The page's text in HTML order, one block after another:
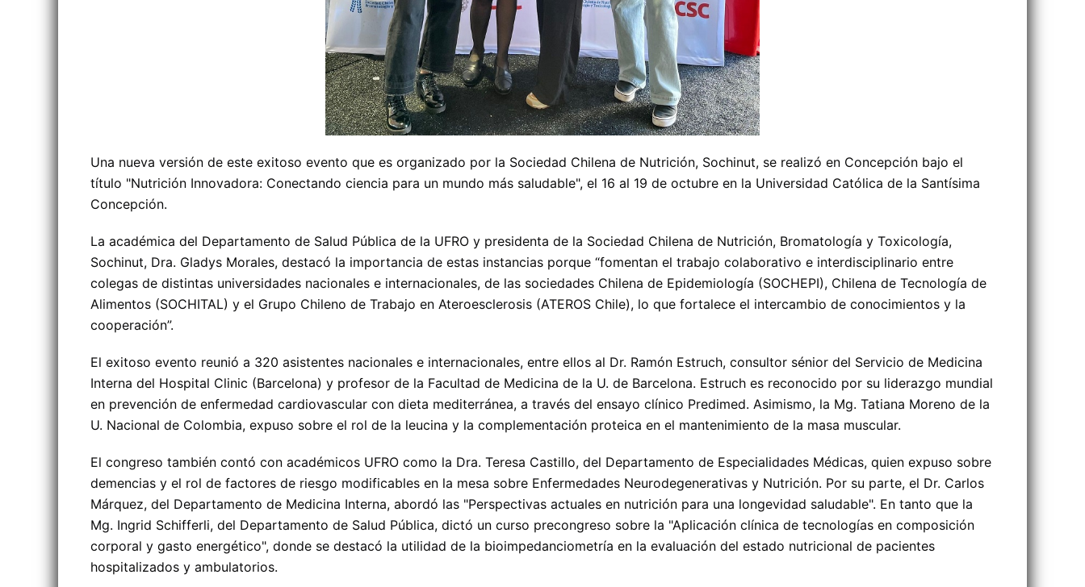
Una nueva versión de este exitoso evento que es organizado por la Sociedad Chilena de Nutrición, Sochinut, se realizó en Concepción bajo el
título "Nutrición Innovadora: Conectando ciencia para un mundo más saludable", el 16 al 19 de octubre en la Universidad Católica de la Santísima
Concepción.
La académica del Departamento de Salud Pública de la UFRO y presidenta de la Sociedad Chilena de Nutrición, Bromatología y Toxicología,
Sochinut, Dra. Gladys Morales, destacó la importancia de estas instancias porque “fomentan el trabajo colaborativo e interdisciplinario entre
colegas de distintas universidades nacionales e internacionales, de las sociedades Chilena de Epidemiología (SOCHEPI), Chilena de Tecnología de
Alimentos (SOCHITAL) y el Grupo Chileno de Trabajo en Ateroesclerosis (ATEROS Chile), lo que fortalece el intercambio de conocimientos y la
cooperación”.
El exitoso evento reunió a 320 asistentes nacionales e internacionales, entre ellos al Dr. Ramón Estruch, consultor sénior del Servicio de Medicina
Interna del Hospital Clinic (Barcelona) y profesor de la Facultad de Medicina de la U. de Barcelona. Estruch es reconocido por su liderazgo mundial
en prevención de enfermedad cardiovascular con dieta mediterránea, a través del ensayo clínico Predimed. Asimismo, la Mg. Tatiana Moreno de la
U. Nacional de Colombia, expuso sobre el rol de la leucina y la complementación proteica en el mantenimiento de la masa muscular.
El congreso también contó con académicos UFRO como la Dra. Teresa Castillo, del Departamento de Especialidades Médicas, quien expuso sobre
demencias y el rol de factores de riesgo modificables en la mesa sobre Enfermedades Neurodegenerativas y Nutrición. Por su parte, el Dr. Carlos
Márquez, del Departamento de Medicina Interna, abordó las "Perspectivas actuales en nutrición para una longevidad saludable". En tanto que la
Mg. Ingrid Schifferli, del Departamento de Salud Pública, dictó un curso precongreso sobre la "Aplicación clínica de tecnologías en composición
corporal y gasto energético", donde se destacó la utilidad de la bioimpedanciometría en la evaluación del estado nutricional de pacientes
hospitalizados y ambulatorios.